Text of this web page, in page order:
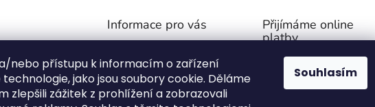
nebo přístupu k informacím o zařízení
jako jsou soubory cookie. Děláme
zlepšili zážitek z prohlížení a zobrazovali
Souhlasím
s
u
Informace pro vás
Zásady ochrany soukromí
O NÁS
FAQ - Časté otázky
Přijímáme online
platby